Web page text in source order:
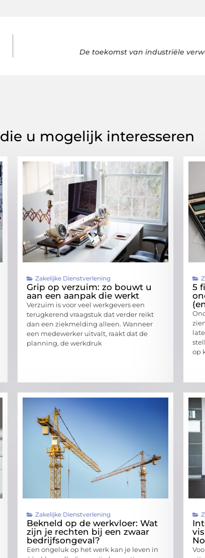
De toekomst van industriële
die u mogelijk interesseren
Zakelijke Dienstverlening
Grip op verzuim: zo bouwt u
aan een aanpak die werkt
Verzuim is voor veel werkgevers een
terugkerend vraagstuk dat verder reikt
dan een ziekmelding alleen. Wanneer
een medewerker uitvalt, raakt dat de
planning, de werkdruk
5
op
Zakelijke Dienstverlening
Bekneld op de werkvloer: Wat
zijn je rechten bij een zwaar
bedrijfsongeval?
Een ongeluk op het werk kan je leven in